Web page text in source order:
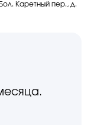
Каретный пер., д.